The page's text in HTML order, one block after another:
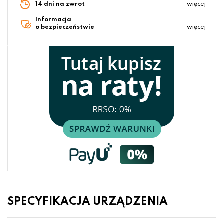
14 dni na zwrot więcej
Informacja
o bezpieczeństwie
więcej
SPECYFIKACJA URZĄDZENIA